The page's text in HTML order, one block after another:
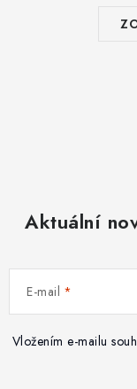
Aktuální
E-mail
Vložením e-mailu